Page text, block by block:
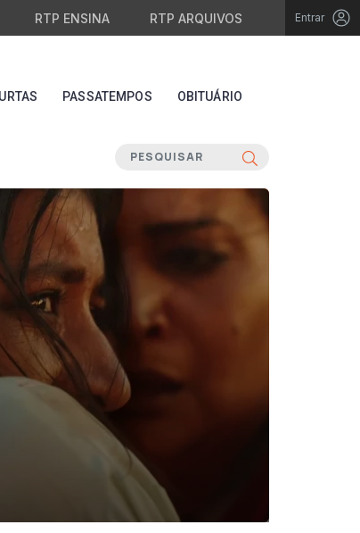
RTP ENSINA RTP ARQUIVOS Entrar
PASSATEMPOS OBITUÁRIO